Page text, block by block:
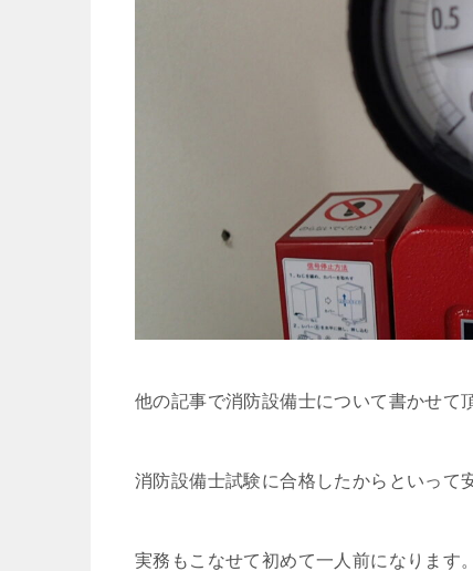
他の記事で消防設備士について書かせて
消防設備士試験に合格したからといって
実務もこなせて初めて一人前になります。